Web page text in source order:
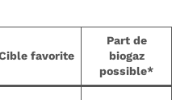
favorite
Part de
biogaz
possible*